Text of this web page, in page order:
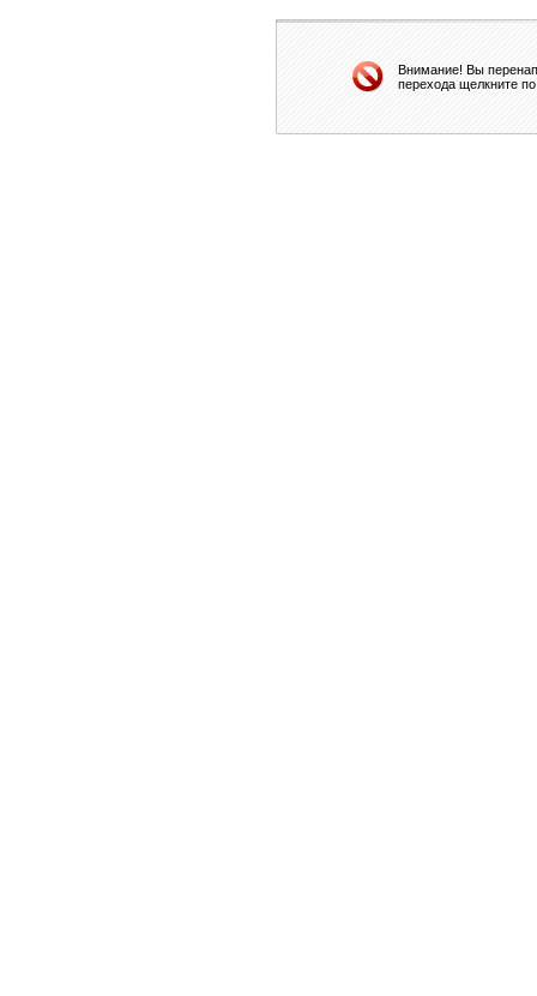
Внимание! Вы
перехода щелкните